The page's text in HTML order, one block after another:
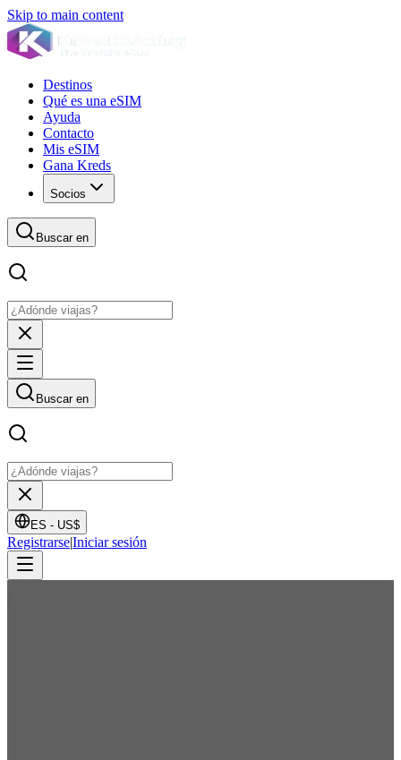
Skip to main content
Destinos
Qué es una eSIM
Ayuda
Contacto
Mis eSIM
Gana Kreds
Socios
Buscar en
Buscar en
ES - US$
Registrarse|Iniciar sesión